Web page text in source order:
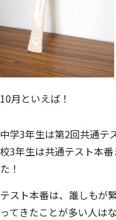
10月といえば！
中学3年生は第2回共通テ
校3年生は共通テスト本
た！
テスト本番は、誰しもが
ってきたことが多い人は